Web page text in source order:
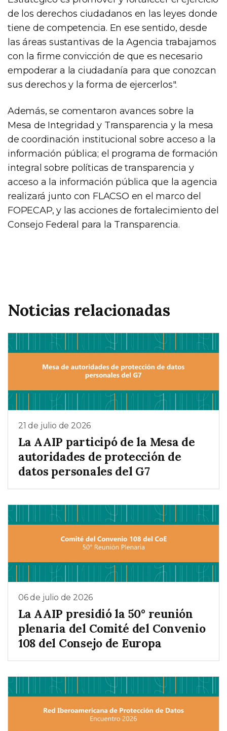
de los derechos ciudadanos en las leyes donde
tiene de competencia. En ese sentido, desde
las áreas sustantivas de la Agencia trabajamos
con la firme convicción de que es necesario
empoderar a la ciudadanía para que conozcan
sus derechos y la forma de ejercerlos".
Además, se comentaron avances sobre la
Mesa de Integridad y Transparencia y la mesa
de coordinación institucional sobre acceso a la
información pública; el programa de formación
integral sobre políticas de transparencia y
acceso a la información pública que la agencia
realizará junto con FLACSO en el marco del
FOPECAP, y las acciones de fortalecimiento del
Consejo Federal para la Transparencia.
Noticias relacionadas
21 de julio de 2026
La AAIP participó de la Mesa de
autoridades de protección de
datos personales del G7
06 de julio de 2026
La AAIP presidió la 50° reunión
plenaria del Comité del Convenio
108 del Consejo de Europa